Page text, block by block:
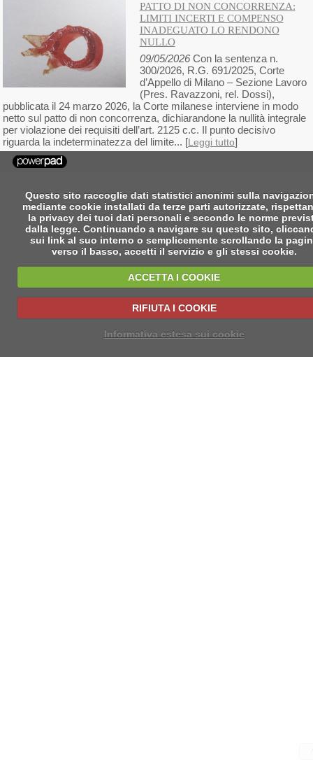
PATTO DI NON CONCORRENZA:
LIMITI INCERTI E COMPENSO
INADEGUATO LO RENDONO
NULLO
09/05/2026Con la sentenza n.
300/2026, R.G. 691/2025, Corte
d’Appello di Milano – Sezione Lavoro
(Pres. Ravazzoni, rel. Dossi),
pubblicata il 24 marzo 2026, la Corte milanese interviene in modo
netto sul patto di non concorrenza, dichiarandone la nullità integrale
per violazione dei requisiti dell’art. 2125 c.c. Il punto decisivo
riguarda la indeterminatezza del limite... [Leggi tutto]
Questo sito raccoglie dati statistici anonimi sulla
mediante cookie installati da terze parti autorizzate,
la privacy dei tuoi dati personali e secondo le norme
dalla legge. Continuando a navigare su questo sito,
sui link al suo interno o semplicemente scrollando la
verso il basso, accetti il servizio e gli stessi cookie.
ACCETTA I COOKIE
RIFIUTA I COOKIE
Informativa estesa sui cookie